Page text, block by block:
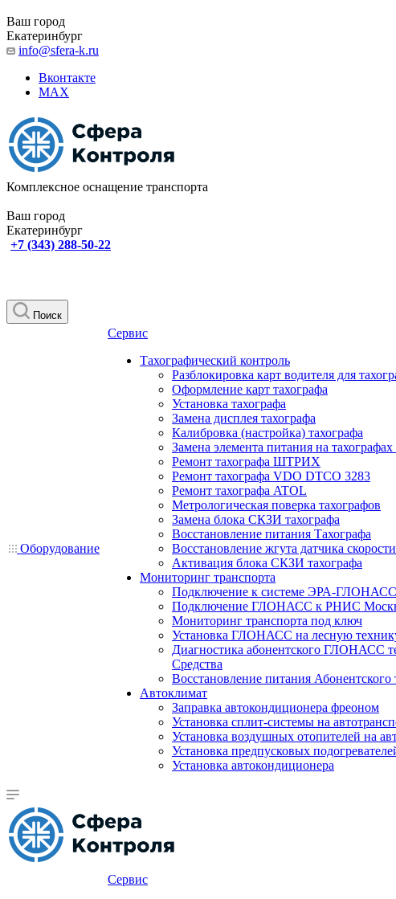
Ваш город
Екатеринбург
info@sfera-k.ru
Вконтакте
MAX
Комплексное оснащение транспорта
Ваш город
Екатеринбург
+7 (343) 288-50-22
Поиск
Оборудование
Сервис
Тахографический контроль
Разблокировка карт водителя для
Оформление карт тахографа
Установка тахографа
Замена дисплея тахографа
Калибровка (настройка) тахографа
Замена элемента питания на
Ремонт тахографа ШТРИХ
Ремонт тахографа VDO DTCO 3283
Ремонт тахографа ATOL
Метрологическая поверка тахографов
Замена блока СКЗИ тахографа
Восстановление питания Тахографа
Восстановление жгута датчика
Активация блока СКЗИ тахографа
Мониторинг транспорта
Подключение к системе ЭРА-
Подключение ГЛОНАСС к РНИС
Мониторинг транспорта под ключ
Установка ГЛОНАСС на лесную
Диагностика абонентского ГЛОНАСС
Средства
Восстановление питания
Автоклимат
Заправка автокондиционера фреоном
Установка сплит-системы на
Установка воздушных отопителей на
Установка предпусковых
Установка автокондиционера
Сервис